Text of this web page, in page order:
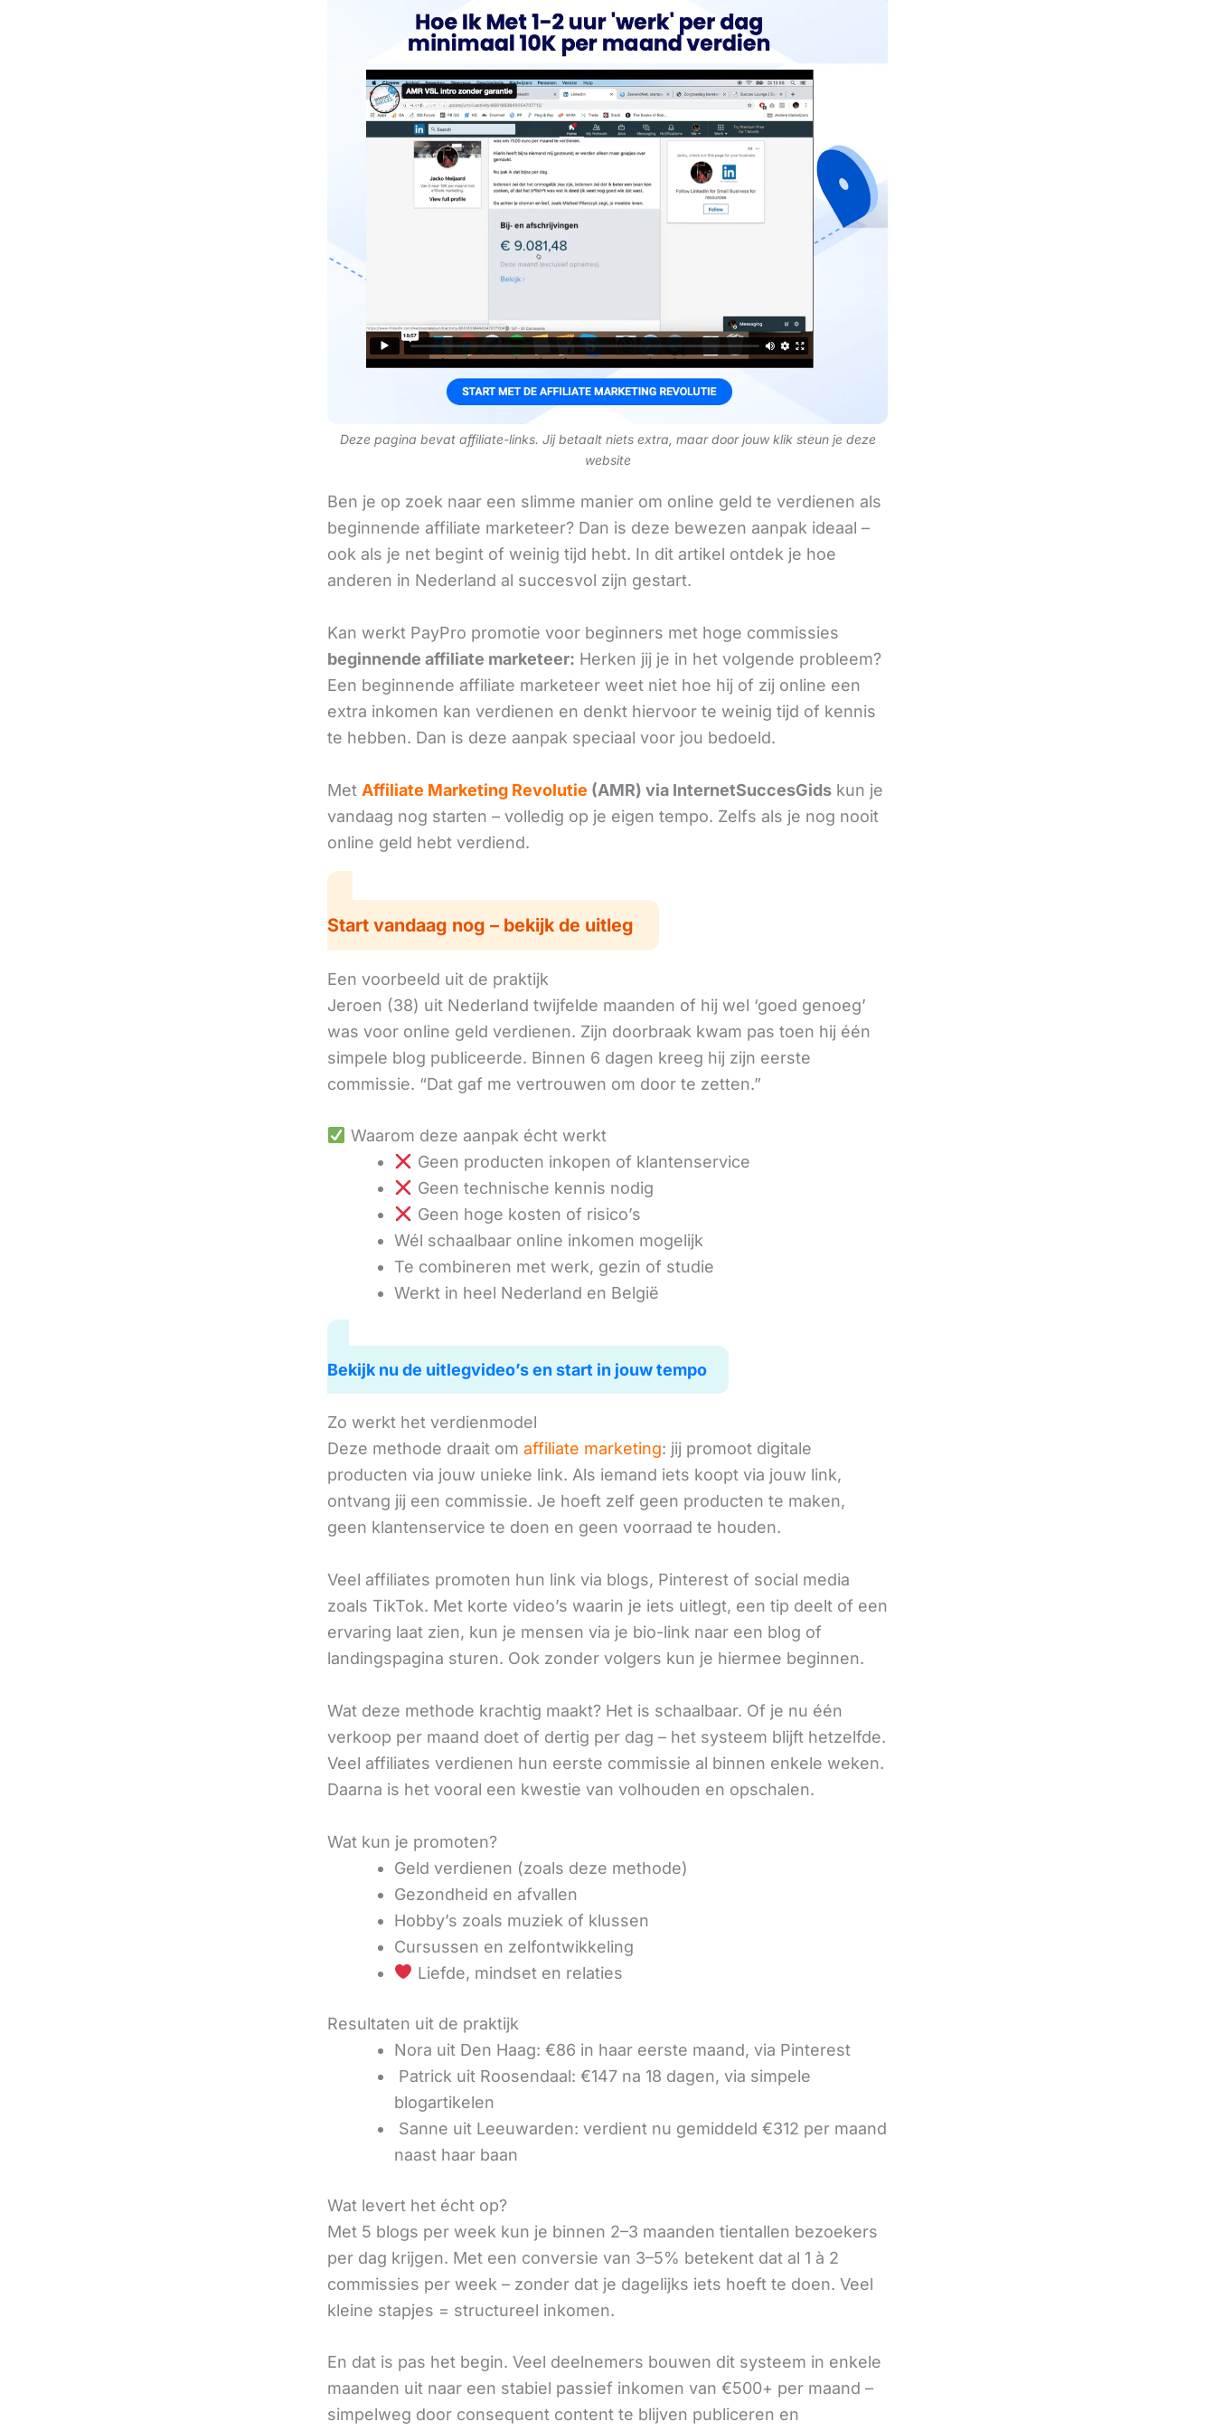
Deze pagina bevat affiliate-links. Jij betaalt niets extra, maar door jouw klik steun je deze
website
Ben je op zoek naar een slimme manier om online geld te verdienen als
beginnende affiliate marketeer? Dan is deze bewezen aanpak ideaal –
ook als je net begint of weinig tijd hebt. In dit artikel ontdek je hoe
anderen in Nederland al succesvol zijn gestart.
Kan werkt PayPro promotie voor beginners met hoge commissies
beginnende affiliate marketeer: Herken jij je in het volgende probleem?
Een beginnende affiliate marketeer weet niet hoe hij of zij online een
extra inkomen kan verdienen en denkt hiervoor te weinig tijd of kennis
te hebben. Dan is deze aanpak speciaal voor jou bedoeld.
Met Affiliate Marketing Revolutie (AMR) via InternetSuccesGids kun je
vandaag nog starten – volledig op je eigen tempo. Zelfs als je nog nooit
online geld hebt verdiend.
Start vandaag nog – bekijk de uitleg
Een voorbeeld uit de praktijk
Jeroen (38) uit Nederland twijfelde maanden of hij wel ‘goed genoeg’
was voor online geld verdienen. Zijn doorbraak kwam pas toen hij één
simpele blog publiceerde. Binnen 6 dagen kreeg hij zijn eerste
commissie. “Dat gaf me vertrouwen om door te zetten.”
Waarom deze aanpak écht werkt
Geen producten inkopen of klantenservice
Geen technische kennis nodig
Geen hoge kosten of risico’s
Wél schaalbaar online inkomen mogelijk
Te combineren met werk, gezin of studie
Werkt in heel Nederland en België
Bekijk nu de uitlegvideo’s en start in jouw tempo
Zo werkt het verdienmodel
Deze methode draait om affiliate marketing: jij promoot digitale
producten via jouw unieke link. Als iemand iets koopt via jouw link,
ontvang jij een commissie. Je hoeft zelf geen producten te maken,
geen klantenservice te doen en geen voorraad te houden.
Veel affiliates promoten hun link via blogs, Pinterest of social media
zoals TikTok. Met korte video’s waarin je iets uitlegt, een tip deelt of een
ervaring laat zien, kun je mensen via je bio-link naar een blog of
landingspagina sturen. Ook zonder volgers kun je hiermee beginnen.
Wat deze methode krachtig maakt? Het is schaalbaar. Of je nu één
verkoop per maand doet of dertig per dag – het systeem blijft hetzelfde.
Veel affiliates verdienen hun eerste commissie al binnen enkele weken.
Daarna is het vooral een kwestie van volhouden en opschalen.
Wat kun je promoten?
Geld verdienen (zoals deze methode)
Gezondheid en afvallen
Hobby’s zoals muziek of klussen
Cursussen en zelfontwikkeling
Liefde, mindset en relaties
Resultaten uit de praktijk
Nora uit Den Haag: €86 in haar eerste maand, via Pinterest
‍ Patrick uit Roosendaal: €147 na 18 dagen, via simpele
blogartikelen
‍ Sanne uit Leeuwarden: verdient nu gemiddeld €312 per maand
naast haar baan
Wat levert het écht op?
Met 5 blogs per week kun je binnen 2–3 maanden tientallen bezoekers
per dag krijgen. Met een conversie van 3–5% betekent dat al 1 à 2
commissies per week – zonder dat je dagelijks iets hoeft te doen. Veel
kleine stapjes = structureel inkomen.
En dat is pas het begin. Veel deelnemers bouwen dit systeem in enkele
maanden uit naar een stabiel passief inkomen van €500+ per maand –
simpelweg door consequent content te blijven publiceren en